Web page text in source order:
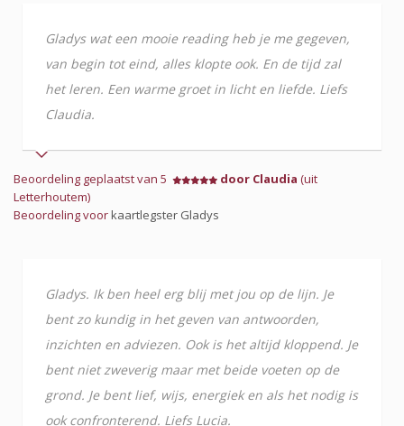
Gladys wat een mooie reading heb je me gegeven,
van begin tot eind, alles klopte ook. En de tijd zal
het leren. Een warme groet in licht en liefde. Liefs
Claudia.
Beoordeling geplaatst van 5 door Claudia (uit
Letterhoutem)
Beoordeling voorkaartlegster Gladys
Gladys. Ik ben heel erg blij met jou op de lijn. Je
bent zo kundig in het geven van antwoorden,
inzichten en adviezen. Ook is het altijd kloppend. Je
bent niet zweverig maar met beide voeten op de
grond. Je bent lief, wijs, energiek en als het nodig is
ook confronterend. Liefs Lucia.